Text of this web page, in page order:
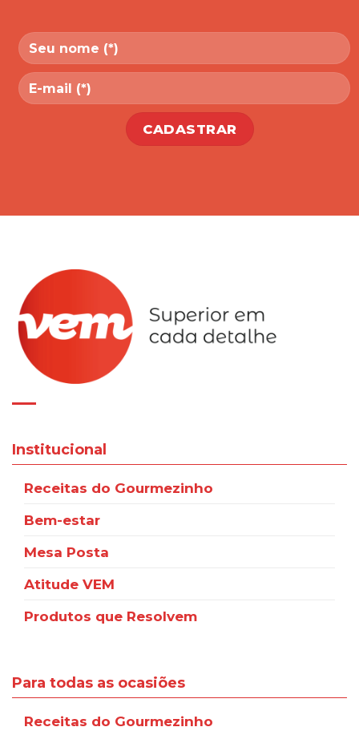
Institucional
Receitas do Gourmezinho
Bem-estar
Mesa Posta
Atitude VEM
Produtos que Resolvem
Para todas as ocasiões
Receitas do Gourmezinho